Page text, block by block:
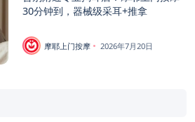
30分钟到，器械级采耳+推拿
摩耶上门按摩 2026年7月20日